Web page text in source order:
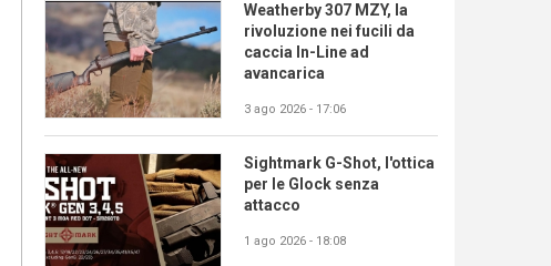
Weatherby 307 MZY, la
rivoluzione nei fucili da
caccia In-Line ad
avancarica
3 ago 2026 - 17:06
Sightmark G-Shot, l'ottica
per le Glock senza
attacco
1 ago 2026 - 18:08